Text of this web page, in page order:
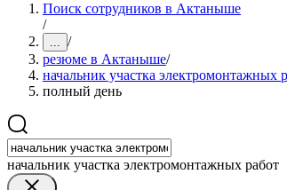
Поиск сотрудников в Актаныше
/
... /
резюме в Актаныше/
начальник участка электромонтажных
полный день
начальник участка электромонтажных работ